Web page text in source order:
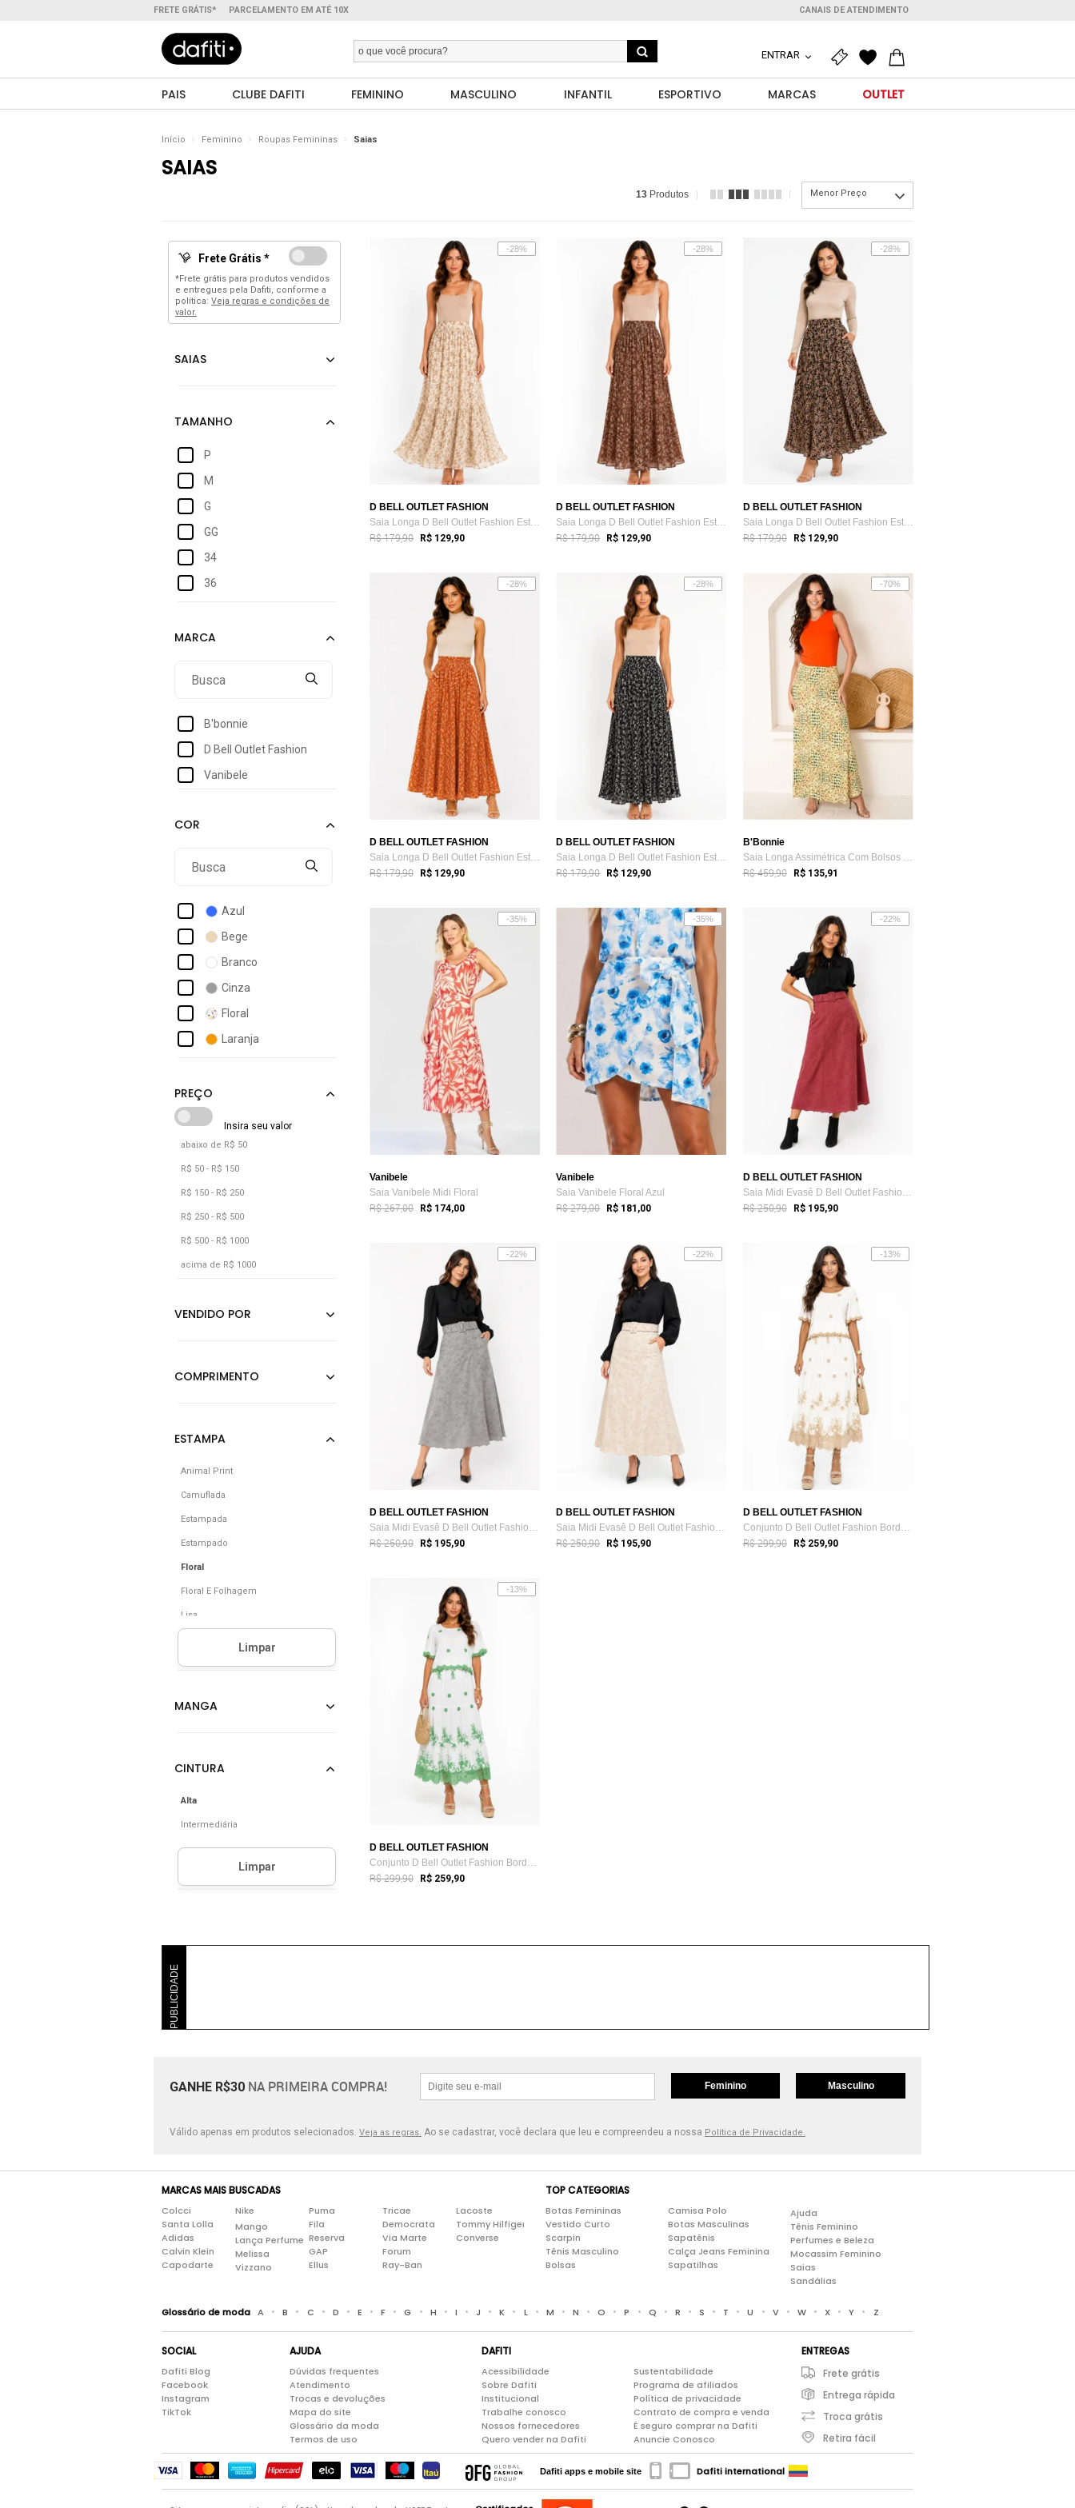
FRETE GRÁTIS* PARCELAMENTO EM ATÉ 10X CANAIS DE ATENDIMENTO
ENTRAR
PAIS CLUBE DAFITI FEMININO MASCULINO INFANTIL ESPORTIVO MARCAS OUTLET
Início Feminino Roupas Femininas Saias
SAIAS
13 Produtos Menor Preço
Frete Grátis *
*Frete grátis para produtos vendidos
e entregues pela Dafiti, conforme a
política: Veja regras e condições de
valor.
P
M
G
GG
34
36
40
B'bonnie
D Bell Outlet Fashion
Vanibele
Azul
Bege
Branco
Cinza
Floral
Laranja
Verde
Vermelho
abaixo de R$ 50
R$ 50 - R$ 150
R$ 150 - R$ 250
R$ 250 - R$ 500
R$ 500 - R$ 1000
acima de R$ 1000
Animal Print
Camuflada
Estampada
Estampado
Floral
Floral E Folhagem
Lisa
Listrada
Poá
Alta
Intermediária
-28%
D BELL OUTLET FASHION
Saia Longa D Bell Outlet Fashion Estampa...
R$ 179,90 R$ 129,90
-28%
D BELL OUTLET FASHION
Saia Longa D Bell Outlet Fashion Estampa...
R$ 179,90 R$ 129,90
-28%
D BELL OUTLET FASHION
Saia Longa D Bell Outlet Fashion Estampa...
R$ 179,90 R$ 129,90
-28%
D BELL OUTLET FASHION
Saia Longa D Bell Outlet Fashion Estampa...
R$ 179,90 R$ 129,90
-28%
D BELL OUTLET FASHION
Saia Longa D Bell Outlet Fashion Estampa...
R$ 179,90 R$ 129,90
-70%
B'Bonnie
Saia Longa Assimétrica Com Bolsos B’Bonn...
R$ 459,90 R$ 135,91
-35%
Vanibele
Saia Vanibele Midi Floral
R$ 267,00 R$ 174,00
-35%
Vanibele
Saia Vanibele Floral Azul
R$ 279,00 R$ 181,00
-22%
D BELL OUTLET FASHION
Saia Midi Evasê D Bell Outlet Fashion Bo...
R$ 250,90 R$ 195,90
-22%
D BELL OUTLET FASHION
Saia Midi Evasê D Bell Outlet Fashion Bo...
R$ 250,90 R$ 195,90
-22%
D BELL OUTLET FASHION
Saia Midi Evasê D Bell Outlet Fashion Bo...
R$ 250,90 R$ 195,90
-13%
D BELL OUTLET FASHION
Conjunto D Bell Outlet Fashion Bordado Bege
R$ 299,90 R$ 259,90
-13%
D BELL OUTLET FASHION
Conjunto D Bell Outlet Fashion Bordado Verde
R$ 299,90 R$ 259,90
PUBLICIDADE
GANHE R$30 NA PRIMEIRA COMPRA! Feminino Masculino
Válido apenas em produtos selecionados. Veja as regras. Ao se cadastrar, você declara que leu e compreendeu a nossa Política de Privacidade.
MARCAS MAIS BUSCADAS
Colcci
Santa Lolla
Adidas
Calvin Klein
Capodarte
Nike
Mango
Lança Perfume
Melissa
Vizzano
Puma
Fila
Reserva
GAP
Ellus
Tricae
Democrata
Via Marte
Forum
Ray-Ban
Lacoste
Tommy Hilfiger
Converse
TOP CATEGORIAS
Botas Femininas
Vestido Curto
Scarpin
Tênis Masculino
Bolsas
Camisa Polo
Botas Masculinas
Sapatênis
Calça Jeans Feminina
Sapatilhas
Ajuda
Tênis Feminino
Perfumes e Beleza
Mocassim Feminino
Saias
Sandálias
Glossário de moda A • B • C • D • E • F • G • H • I • J • K • L • M • N • O • P • Q • R • S • T • U • V • W • X • Y • Z
SOCIAL
Dafiti Blog
Facebook
Instagram
TikTok
AJUDA
Dúvidas frequentes
Atendimento
Trocas e devoluções
Mapa do site
Glossário da moda
Termos de uso
DAFITI
Acessibilidade
Sobre Dafiti
Institucional
Trabalhe conosco
Nossos fornecedores
Quero vender na Dafiti
Sustentabilidade
Programa de afiliados
Política de privacidade
Contrato de compra e venda
É seguro comprar na Dafiti
Anuncie Conosco
ENTREGAS
Frete grátis
Entrega rápida
Troca grátis
Retira fácil
Dafiti apps e mobile site Dafiti international